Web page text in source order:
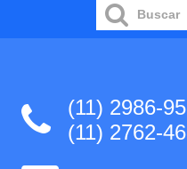
(11) 2986-
(11) 2762-